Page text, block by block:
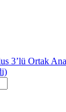
3’lü Ortak